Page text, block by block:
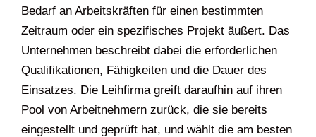
Bedarf an Arbeitskräften für einen bestimmten
Zeitraum oder ein spezifisches Projekt äußert. Das
Unternehmen beschreibt dabei die erforderlichen
Qualifikationen, Fähigkeiten und die Dauer des
Einsatzes. Die Leihfirma greift daraufhin auf ihren
Pool von Arbeitnehmern zurück, die sie bereits
eingestellt und geprüft hat, und wählt die am besten